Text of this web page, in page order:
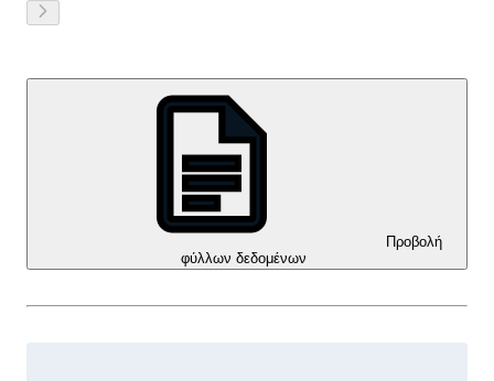
Προβολή
φύλλων δεδομένων